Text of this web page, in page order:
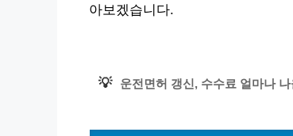
아보겠습니다.
💡 운전면허 갱신, 수수료 얼마나